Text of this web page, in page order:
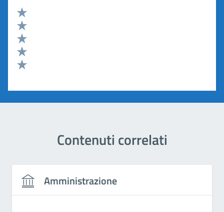
Valuta 5 stelle su 5
Valuta 4 stelle su 5
Valuta 3 stelle su 5
Valuta 2 stelle su 5
Contenuti correlati
Amministrazione